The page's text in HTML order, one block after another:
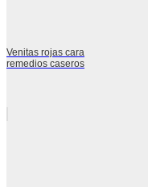
Venitas rojas cara
remedios caseros